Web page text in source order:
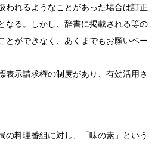
われるようなことがあった場合は訂正
なる。しかし、辞書に掲載される等の
とができなく、あくまでもお願いベー
表示請求権の制度があり、有効活用さ
の料理番組に対し、「味の素」という